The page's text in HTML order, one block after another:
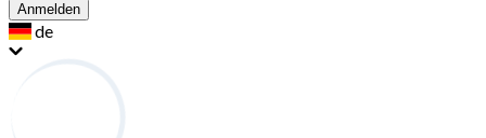
Anmelden
de